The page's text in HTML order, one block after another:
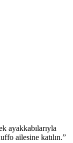
ayakkabılarıyla
ailesine katılın.”